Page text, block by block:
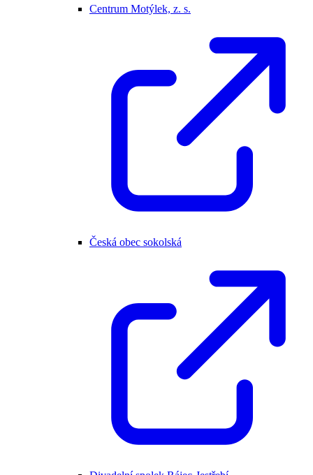
Centrum Motýlek, z. s.
Česká obec sokolská